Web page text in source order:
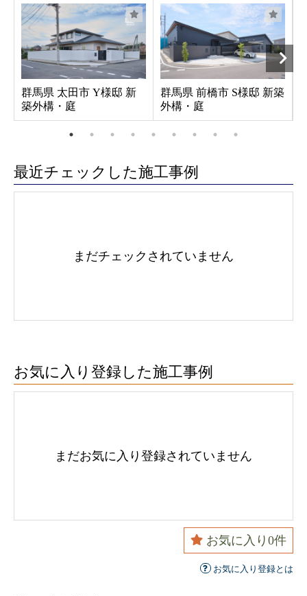
群馬県 太田市 Y様邸 新
築外構・庭
群馬県 前橋市 S様邸 新築
外構・庭
最近チェックした施工事例
まだチェックされていません
お気に入り登録した施工事例
まだお気に入り登録されていません
お気に入り 0件
お気に入り登録とは